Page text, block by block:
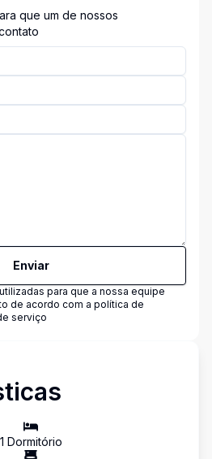
que um de nossos
Enviar
para que a nossa equipe
de acordo com a política de
serviço
1 Dormitório